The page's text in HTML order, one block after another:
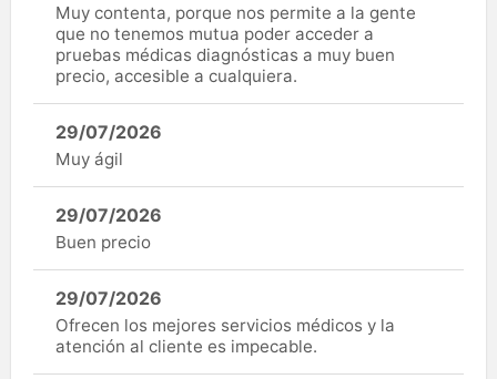
Muy contenta, porque nos permite a la gente
que no tenemos mutua poder acceder a
pruebas médicas diagnósticas a muy buen
precio, accesible a cualquiera.
29/07/2026
Muy ágil
29/07/2026
Buen precio
29/07/2026
Ofrecen los mejores servicios médicos y la
atención al cliente es impecable.